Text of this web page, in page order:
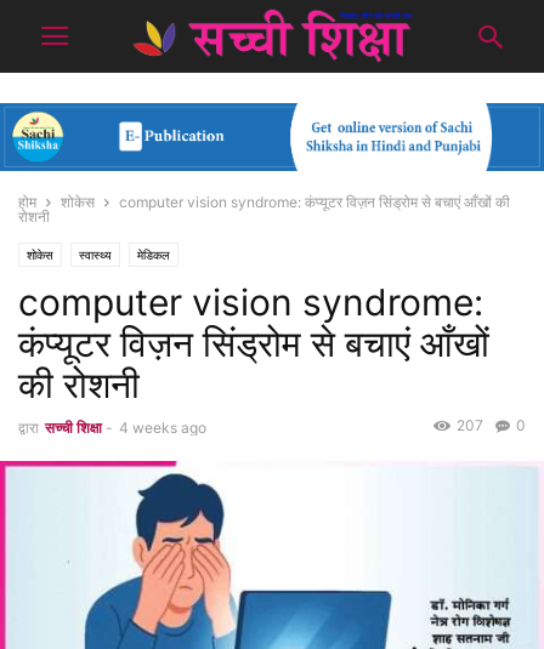
होम शोकेस
computer vision syndrome: कंप्यूटर विज़न सिंड्रोम से बचाएं आँखों की
रोशनी
शोकेस स्वास्थ्य मेडिकल
computer vision syndrome:
कंप्यूटर विज़न सिंड्रोम से बचाएं आँखों
की रोशनी
द्वारा सच्ची शिक्षा - 4 weeks ago 0
207